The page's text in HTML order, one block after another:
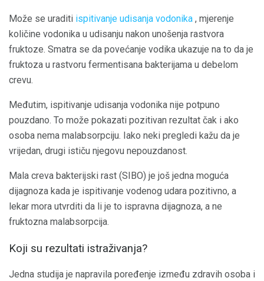
Može se uraditi ispitivanje udisanja vodonika , mjerenje
količine vodonika u udisanju nakon unošenja rastvora
fruktoze. Smatra se da povećanje vodika ukazuje na to da je
fruktoza u rastvoru fermentisana bakterijama u debelom
crevu.
Međutim, ispitivanje udisanja vodonika nije potpuno
pouzdano. To može pokazati pozitivan rezultat čak i ako
osoba nema malabsorpciju. Iako neki pregledi kažu da je
vrijedan, drugi ističu njegovu nepouzdanost.
Mala creva bakterijski rast (SIBO) je još jedna moguća
dijagnoza kada je ispitivanje vodenog udara pozitivno, a
lekar mora utvrditi da li je to ispravna dijagnoza, a ne
fruktozna malabsorpcija.
Koji su rezultati istraživanja?
Jedna studija je napravila poređenje između zdravih osoba i